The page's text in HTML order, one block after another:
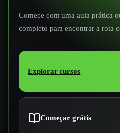
Comece com uma aula prática
completo para encontrar a rota
Explorar cursos
Começar grátis